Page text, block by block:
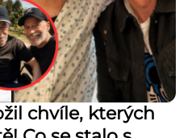
chvíle, kterých